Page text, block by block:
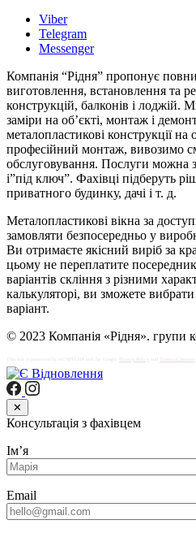
Viber
Telegram
Messenger
Компанія “Рідня” пропонує
виготовлення, встановлення та
конструкцій, балконів і лоджій.
заміри на об’єкті, монтаж і
металопластикові конструкції на
професійний монтаж, вивозимо
обслуговування. Послуги можна
і”під ключ”. Фахівці підберуть
приватного будинку, дачі і т. д.
Металопластикові вікна за
замовляти безпосередньо у
Ви отримаєте якісний виріб за
цьому не переплатите
варіантів скління з різними
калькуляторі, ви зможете
варіант.
© 2023 Компанія «Рідня». групи
Terms of Service
✕
Консультація з фахівцем
Імʼя
Email